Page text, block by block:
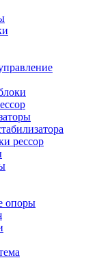
рессор
опоры